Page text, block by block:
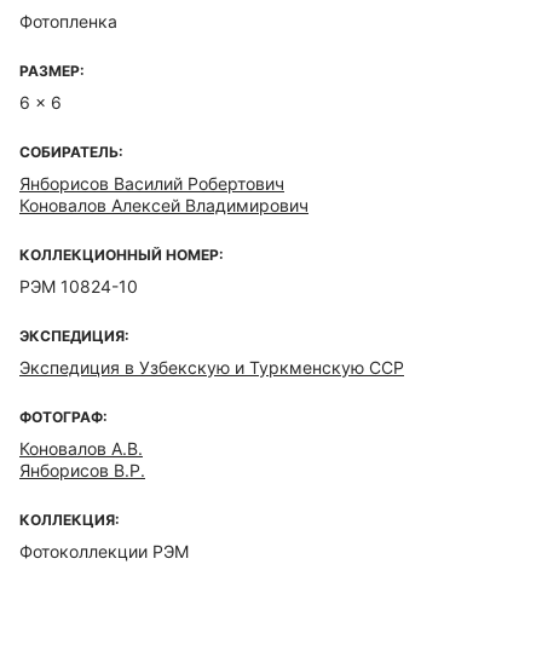
Фотопленка
РАЗМЕР:
6 x 6
СОБИРАТЕЛЬ:
Янборисов Василий Робертович
Коновалов Алексей Владимирович
КОЛЛЕКЦИОННЫЙ НОМЕР:
РЭМ 10824-10
ЭКСПЕДИЦИЯ:
Экспедиция в Узбекскую и Туркменскую ССР
ФОТОГРАФ:
Коновалов А.В.
Янборисов В.Р.
КОЛЛЕКЦИЯ:
Фотоколлекции РЭМ